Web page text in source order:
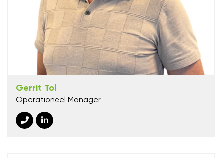
Gerrit Tol
Operationeel Manager